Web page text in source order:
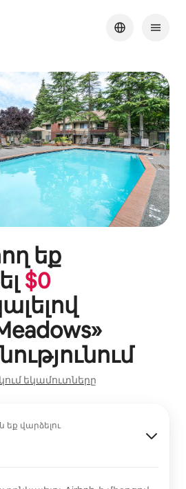
եք
$0
»
եկամուտները
վարձելու